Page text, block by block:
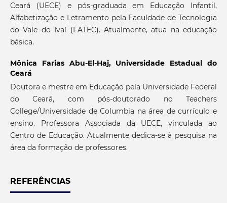
Ceará (UECE) e pós-graduada em Educação Infantil,
Alfabetização e Letramento pela Faculdade de Tecnologia
do Vale do Ivaí (FATEC). Atualmente, atua na educação
básica.
Mônica Farias Abu-El-Haj, Universidade Estadual do
Ceará
Doutora e mestre em Educação pela Universidade Federal
do Ceará, com pós-doutorado no Teachers
College/Universidade de Columbia na área de currículo e
ensino. Professora Associada da UECE, vinculada ao
Centro de Educação. Atualmente dedica-se à pesquisa na
área da formação de professores.
REFERÊNCIAS